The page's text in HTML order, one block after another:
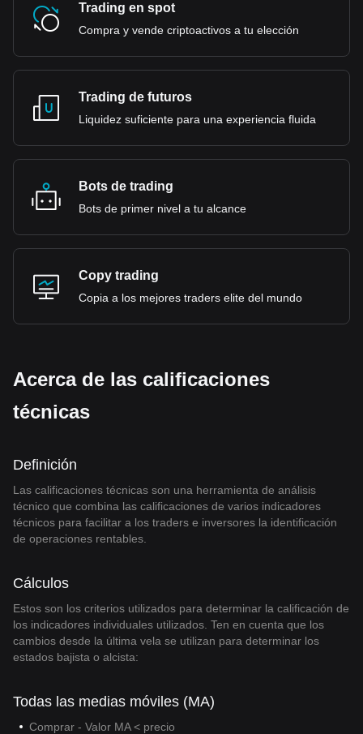
Trading en spot
Compra y vende criptoactivos a tu elección
Trading de futuros
Liquidez suficiente para una experiencia fluida
Bots de trading
Bots de primer nivel a tu alcance
Copy trading
Copia a los mejores traders elite del mundo
Acerca de las calificaciones
técnicas
Definición
Las calificaciones técnicas son una herramienta de análisis
técnico que combina las calificaciones de varios indicadores
técnicos para facilitar a los traders e inversores la identificación
de operaciones rentables.
Cálculos
Estos son los criterios utilizados para determinar la calificación de
los indicadores individuales utilizados. Ten en cuenta que los
cambios desde la última vela se utilizan para determinar los
estados bajista o alcista:
Todas las medias móviles (MA)
Comprar - Valor MA < precio